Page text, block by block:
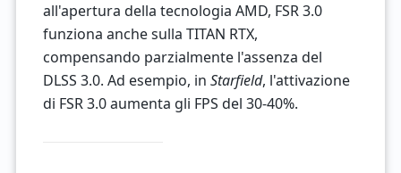
all'apertura della tecnologia AMD, FSR 3.0
funziona anche sulla TITAN RTX,
compensando parzialmente l'assenza del
DLSS 3.0. Ad esempio, in Starfield, l'attivazione
di FSR 3.0 aumenta gli FPS del 30-40%.